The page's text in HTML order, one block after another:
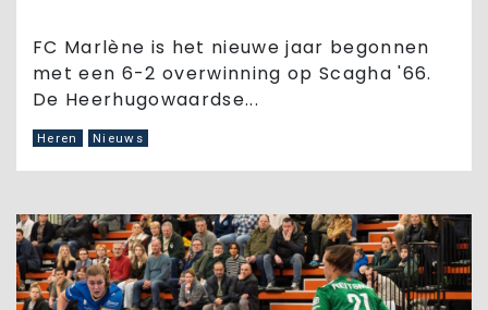
FC Marlène is het nieuwe jaar begonnen
met een 6-2 overwinning op Scagha '66.
De Heerhugowaardse...
Heren Nieuws